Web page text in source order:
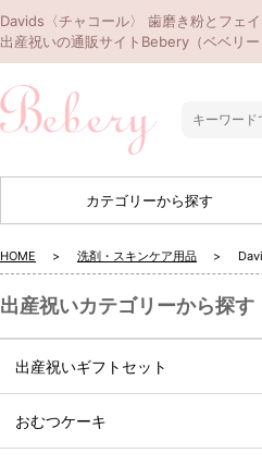
Davids〈チャコール〉 歯磨き粉とフェ
出産祝いの通販サイトBebery（ベベリー
カテゴリーから探す
HOME 洗剤・スキンケア用品
出産祝いカテゴリーから探す
出産祝いギフトセット
おむつケーキ